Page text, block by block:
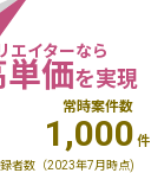
エイターなら
単価を実現
常時案件数
1,000 件
者数（2023年7月時点)